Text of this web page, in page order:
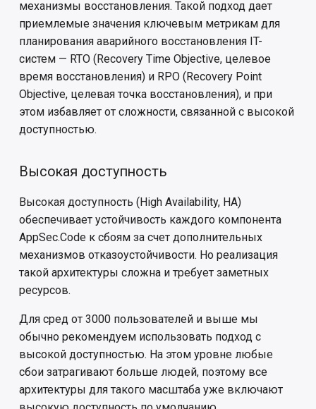
механизмы восстановления. Такой подход дает
приемлемые значения ключевым метрикам для
планирования аварийного восстановления IT-
систем — RTO (Recovery Time Objective, целевое
время восстановления) и RPO (Recovery Point
Objective, целевая точка восстановления), и при
этом избавляет от сложности, связанной с высокой
доступностью.
Высокая доступность
Высокая доступность (High Availability, HA)
обеспечивает устойчивость каждого компонента
AppSec.Code к сбоям за счет дополнительных
механизмов отказоустойчивости. Но реализация
такой архитектуры сложна и требует заметных
ресурсов.
Для сред от 3000 пользователей и выше мы
обычно рекомендуем использовать подход с
высокой доступностью. На этом уровне любые
сбои затрагивают больше людей, поэтому все
архитектуры для такого масштаба уже включают